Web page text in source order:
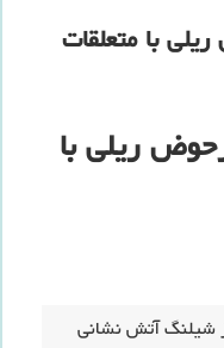
با متعلقات
ریلی با
شیلنگ آتش نشانی